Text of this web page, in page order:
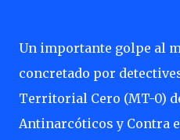
Un importante golpe al
concretado por
Territorial Cero (MT-0)
Antinarcóticos y Contra